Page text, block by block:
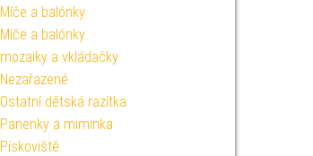
Míče a balónky
Míče a balónky
mozaiky a vkládačky
Nezařazené
Ostatní dětská razítka
Panenky a miminka
Pískoviště